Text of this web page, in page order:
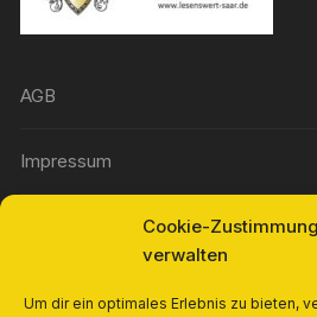
Cookie-Zustimmung
verwalten
Um dir ein optimales Erlebnis zu bieten,
AGB
Impressum
Widerrufsbelehrung